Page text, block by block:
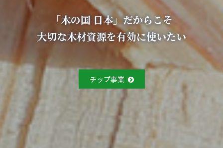
「木の国 日本」だからこそ
大切な木材資源を有効に使いたい
チップ事業
ご使用のパレット
オーバースペックに
なっていませんか？
パレット・梱包事業
夢のマイホームの
基本構造を支えます
住宅の骨組みとなる構造パネルを、１棟ずつ検証して製作しま
パネル・建材事業